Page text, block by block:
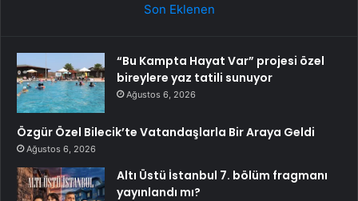
Son Eklenen
“Bu Kampta Hayat Var” projesi özel
bireylere yaz tatili sunuyor
Ağustos 6, 2026
Özgür Özel Bilecik’te Vatandaşlarla Bir Araya Geldi
Ağustos 6, 2026
Altı Üstü İstanbul 7. bölüm fragmanı
yayınlandı mı?